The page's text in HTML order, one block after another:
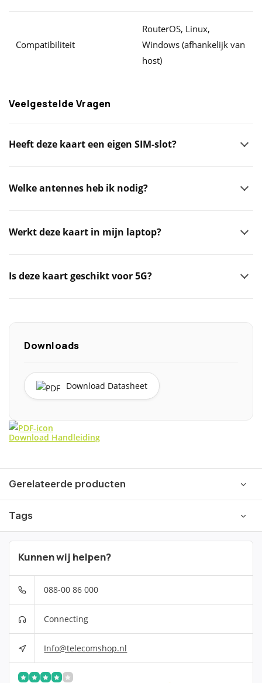
Compatibiliteit
RouterOS, Linux,
Windows (afhankelijk van
host)
Veelgestelde Vragen
Heeft deze kaart een eigen SIM-slot?
Welke antennes heb ik nodig?
Werkt deze kaart in mijn laptop?
Is deze kaart geschikt voor 5G?
Downloads
Download Datasheet
Download Handleiding
Gerelateerde producten
Tags
Kunnen wij helpen?
088-00 86 000
Connecting
Info@telecomshop.nl